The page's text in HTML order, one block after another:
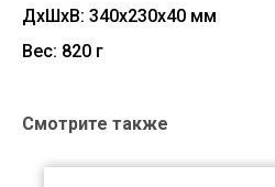
ДxШxВ: 340x230x40 мм
Вес: 820 г
Смотрите также